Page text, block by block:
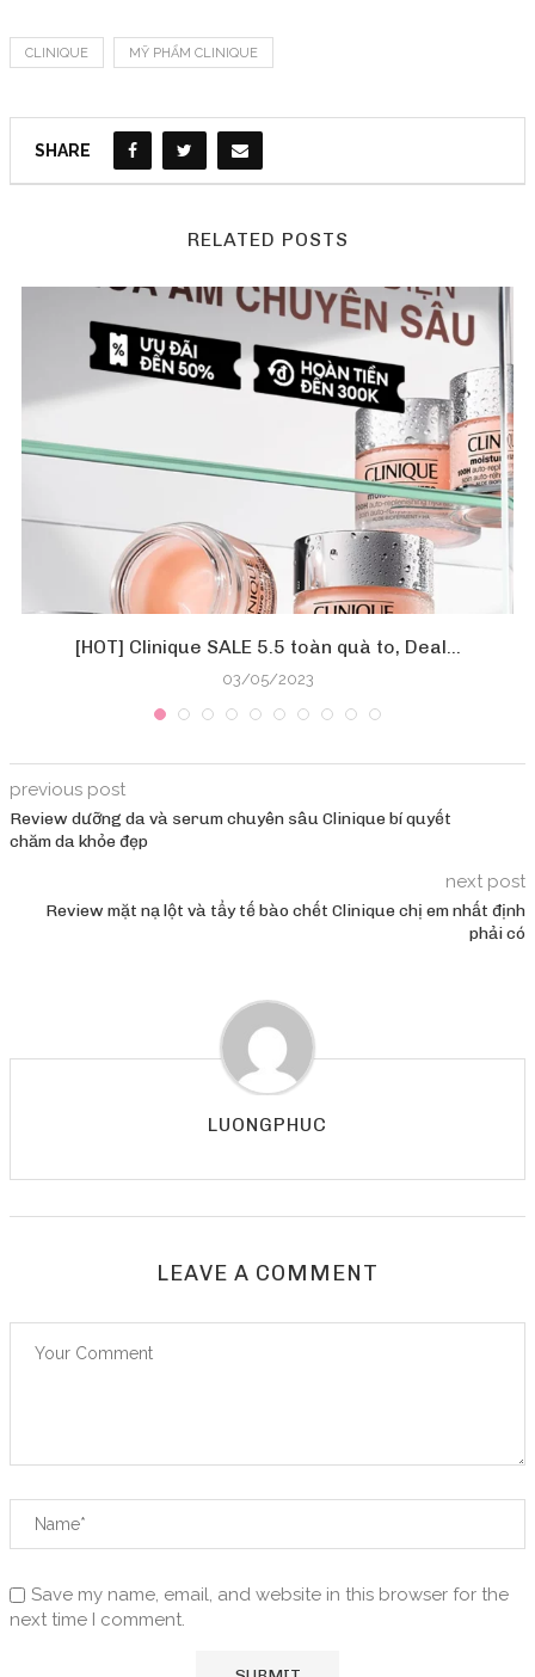
CLINIQUE MỸ PHẨM CLINIQUE
SHARE
RELATED POSTS
[HOT] Clinique SALE 5.5 toàn quà to, Deal...
03/05/2023
previous post
Review dưỡng da và serum chuyên sâu Clinique bí quyết
chăm da khỏe đẹp
next post
Review mặt nạ lột và tẩy tế bào chết Clinique chị em nhất định
phải có
LUONGPHUC
LEAVE A COMMENT
Save my name, email, and website in this browser for the
next time I comment.